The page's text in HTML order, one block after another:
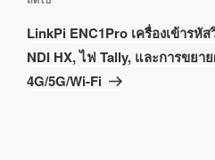
LinkPi ENC1Pro เครื่องเข้ารหั
NDI HX, ไฟ Tally, และการขยา
4G/5G/Wi-Fi